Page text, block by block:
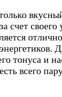
счет своего
тонуса и
всего